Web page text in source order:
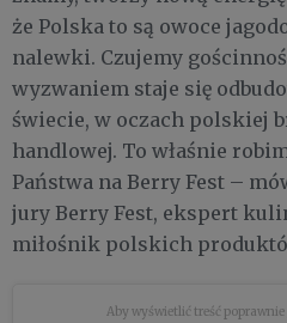
że Polska to są owoce
nalewki. Czujemy
wyzwaniem staje się
świecie, w oczach polskiej
handlowej. To właśnie
Państwa na Berry Fest –
jury Berry Fest, ekspert
miłośnik polskich
Aby wyświetlić treść poprawnie